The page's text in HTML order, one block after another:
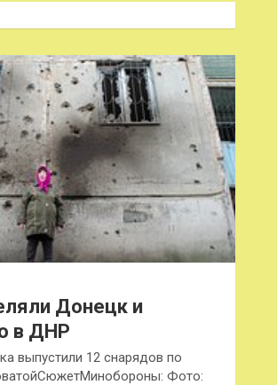
Донецк и
в ДНР
выпустили 12 снарядов по
Фото: